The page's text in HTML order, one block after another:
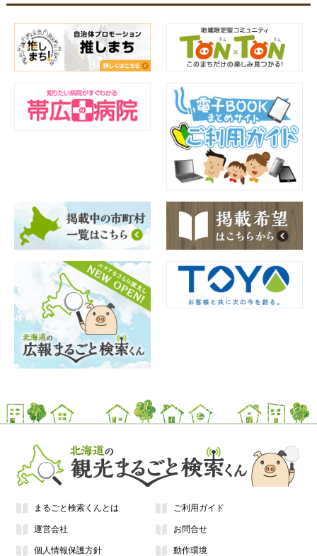
まるごと検索くんとは ご利用ガイド
運営会社 お問合せ
個人情報保護方針 動作環境